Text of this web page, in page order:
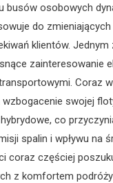
busów osobowych
do
klientów. Jednym
zainteresowanie
Coraz
wzbogacenie swojej
co
spalin i wpływu na
coraz częściej
z komfortem